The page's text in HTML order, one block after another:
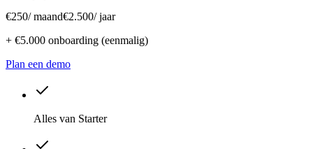
€250/ maand€2.500/ jaar
+ €5.000 onboarding (eenmalig)
Plan een demo
Alles van Starter